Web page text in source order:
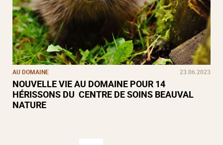
AU DOMAINE 23.06.2023
NOUVELLE VIE AU DOMAINE POUR 14
HÉRISSONS DU CENTRE DE SOINS BEAUVAL
NATURE